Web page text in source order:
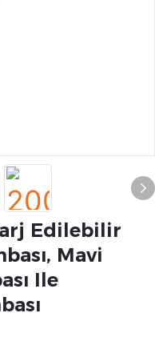
Edilebilir
Mavi
Ile